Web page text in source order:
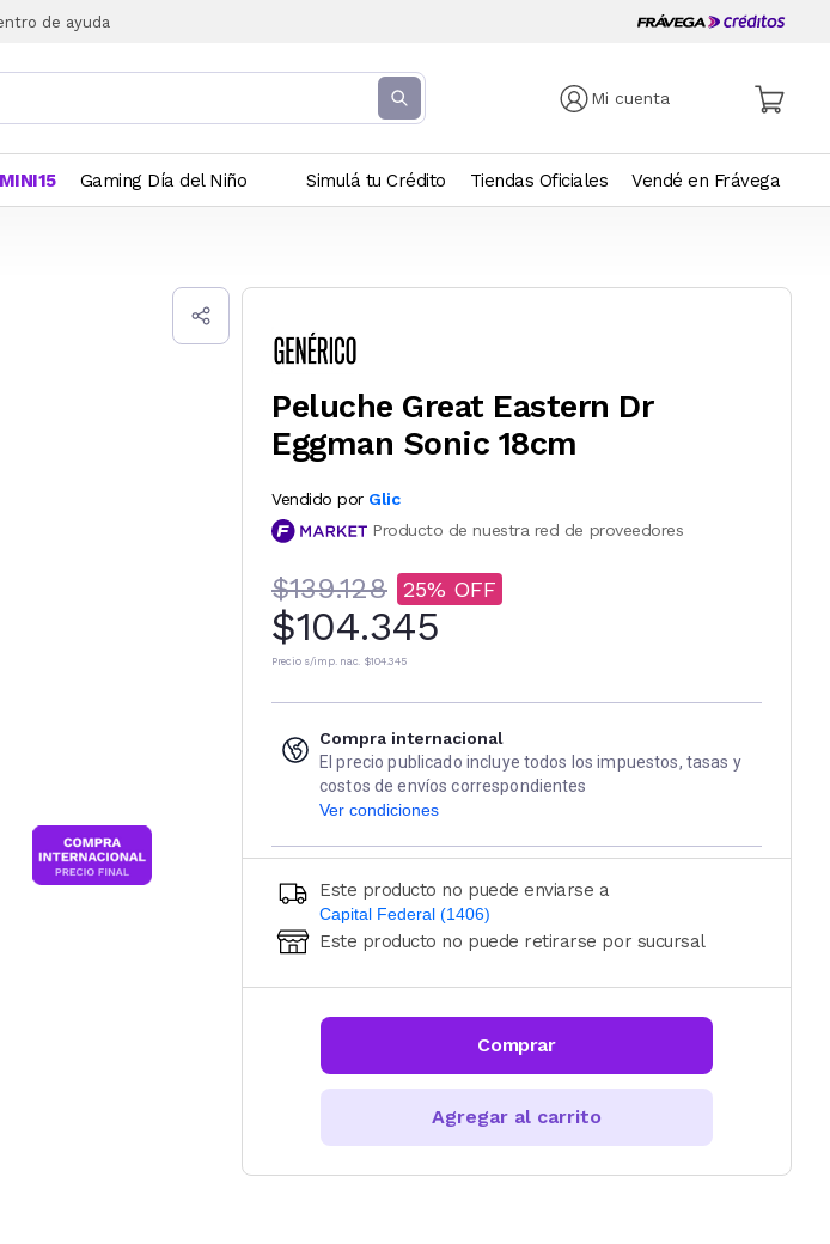
de ayuda
Mi cuenta
Gaming Día del Niño Simulá tu Crédito Tiendas Oficiales Vendé en Frávega
Peluche Great Eastern Dr
Eggman Sonic 18cm
Vendido por Glic
Producto de nuestra red de proveedores
$139.128 25
$104.345
Precio s/imp. nac. $104.345
Compra internacional
El precio publicado incluye todos los impuestos, tasas y
costos de envíos correspondientes
Ver condiciones
Este producto no puede enviarse a
Capital Federal (1406)
Ingresá código postal (sólo números)
CALCULAR
Este producto no puede retirarse por sucursal
Comprar
Agregar al carrito